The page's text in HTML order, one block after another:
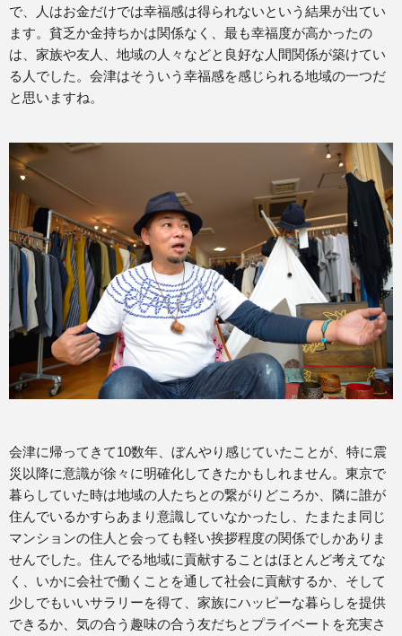
で、人はお金だけでは幸福感は得られないという結果が出てい
ます。貧乏か金持ちかは関係なく、最も幸福度が高かったの
は、家族や友人、地域の人々などと良好な人間関係が築けてい
る人でした。会津はそういう幸福感を感じられる地域の一つだ
と思いますね。
会津に帰ってきて10数年、ぼんやり感じていたことが、特に震
災以降に意識が徐々に明確化してきたかもしれません。東京で
暮らしていた時は地域の人たちとの繋がりどころか、隣に誰が
住んでいるかすらあまり意識していなかったし、たまたま同じ
マンションの住人と会っても軽い挨拶程度の関係でしかありま
せんでした。住んでる地域に貢献することはほとんど考えてな
く、いかに会社で働くことを通して社会に貢献するか、そして
少しでもいいサラリーを得て、家族にハッピーな暮らしを提供
できるか、気の合う趣味の合う友だちとプライベートを充実さ